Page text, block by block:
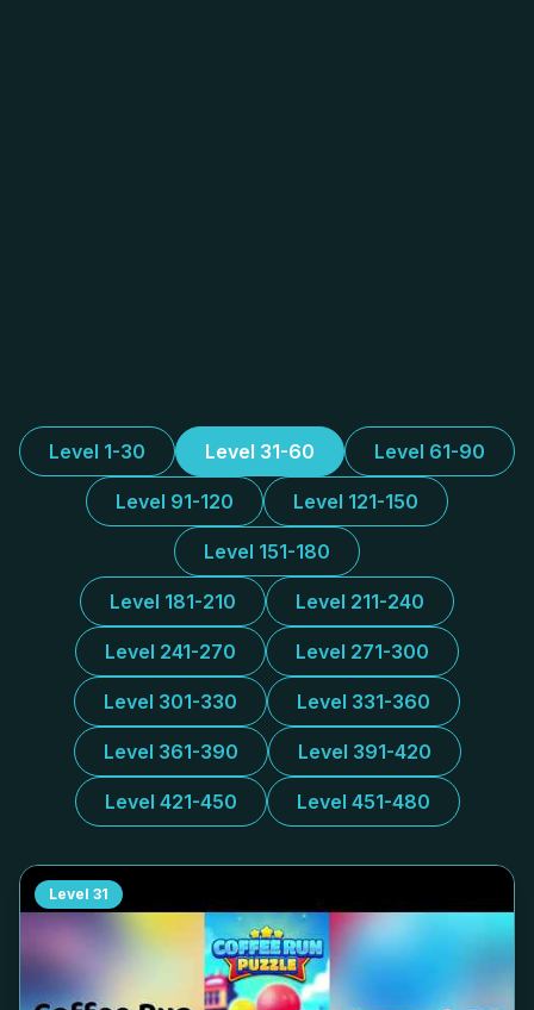
Level 1-30 Level 31-60 Level 61-90
Level 91-120 Level 121-150
Level 151-180
Level 181-210 Level 211-240
Level 241-270 Level 271-300
Level 301-330 Level 331-360
Level 361-390 Level 391-420
Level 421-450 Level 451-480
Level 31